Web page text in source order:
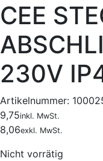
CEE
230V
Artikelnummer:
9,75inkl. MwSt.
8,06exkl. MwSt.
Nicht vorrätig